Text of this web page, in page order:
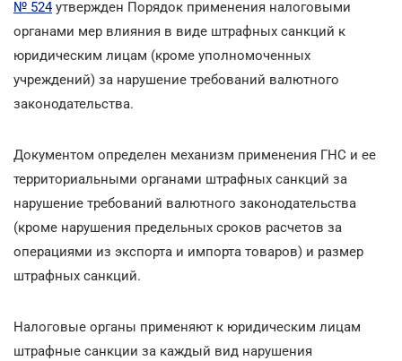
№ 524утвержден Порядок применения налоговыми
органами мер влияния в виде штрафных санкций к
юридическим лицам (кроме уполномоченных
учреждений) за нарушение требований валютного
законодательства.
Документом определен механизм применения ГНС и ее
территориальными органами штрафных санкций за
нарушение требований валютного законодательства
(кроме нарушения предельных сроков расчетов за
операциями из экспорта и импорта товаров) и размер
штрафных санкций.
Налоговые органы применяют к юридическим лицам
штрафные санкции за каждый вид нарушения